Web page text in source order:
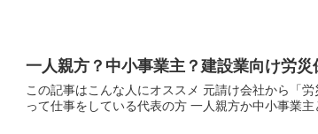
一人親方？中小事業主？建設業向け労
この記事はこんな人にオススメ 元請け会社から「労災保険に入ってね」と言われて困っている方 一人親方さんを使